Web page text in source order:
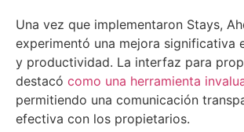
Una vez que implementaron Stays,
experimentó una mejora significativa
y productividad. La interfaz para
destacó como una herramienta
permitiendo una comunicación
efectiva con los propietarios.